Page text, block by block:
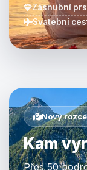
Zásnubní
Svatební
Nový
Kam
Přes 50